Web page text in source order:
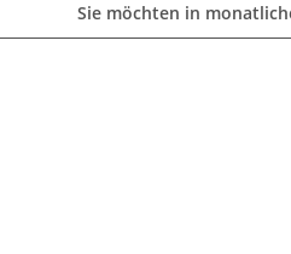
Sie möchten in